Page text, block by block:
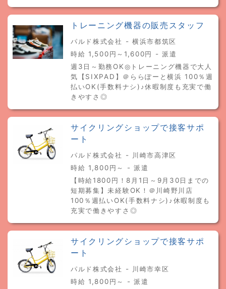
トレーニング機器の販売スタッフ
パルド株式会社 - 横浜市都筑区
時給 1,500円～1,600円 - 派遣
週3日～勤務OK◎トレーニング機器で大人
気【SIXPAD】＠ららぽーと横浜 100％週
払いOK(手数料ナシ)♪休暇制度も充実で働
きやすさ◎
サイクリングショップで接客サポ
ート
パルド株式会社 - 川崎市高津区
時給 1,800円～ - 派遣
【時給1800円！8月1日～9月30日までの
短期募集】未経験OK！＠川崎野川店
100％週払いOK(手数料ナシ)♪休暇制度も
充実で働きやすさ◎
サイクリングショップで接客サポ
ート
パルド株式会社 - 川崎市幸区
時給 1,800円～ - 派遣